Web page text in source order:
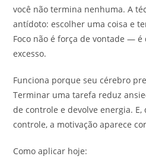
você não termina nenhuma. A
antídoto: escolher uma coisa e
Foco não é força de vontade — é
excesso.
Funciona porque seu cérebro
Terminar uma tarefa reduz
de controle e devolve energia.
controle, a motivação aparece
Como aplicar hoje: